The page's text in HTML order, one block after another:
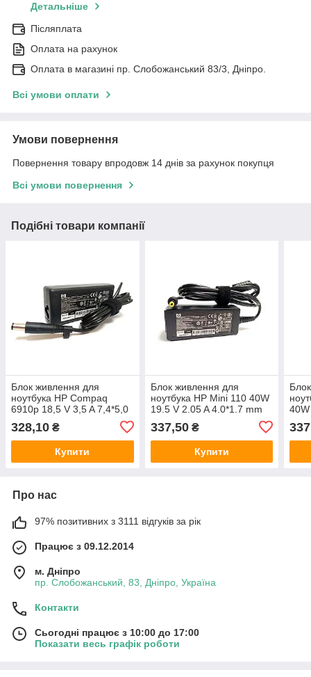
Детальніше
Післяплата
Оплата на рахунок
Оплата в магазині пр. Слобожанський 83/3, Дніпро.
Всі умови оплати
Умови повернення
Повернення товару впродовж 14 днів за рахунок покупця
Всі умови повернення
Подібні товари компанії
Блок живлення для
ноутбука HP Compaq
6910p 18,5 V 3,5 A 7,4*5,0
328,10 ₴
Купити
Блок живлення для
ноутбука HP Mini 110 40W
19.5 V 2.05 A 4.0*1.7 mm
337,50₴
Купити
Про нас
97% позитивних з 3111 відгуків за рік
Працює з 09.12.2014
м. Дніпро
пр. Слобожанський, 83, Дніпро, Україна
Контакти
Сьогодні працює з 10:00 до 17:00
Показати весь графік роботи